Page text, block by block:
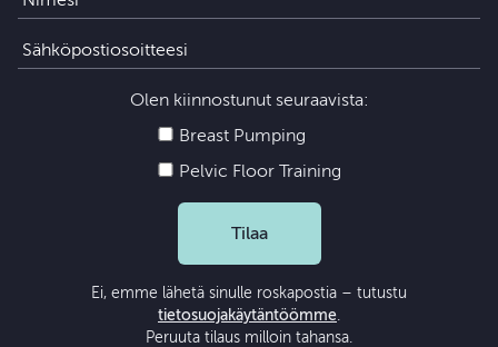
Olen kiinnostunut seuraavista:
Breast Pumping
Pelvic Floor Training
Tilaa
Ei, emme lähetä sinulle roskapostia – tutustu
tietosuojakäytäntöömme.
Peruuta tilaus milloin tahansa.